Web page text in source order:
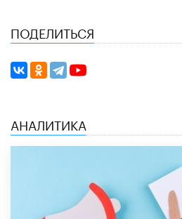
ПОДЕЛИТЬСЯ
АНАЛИТИКА